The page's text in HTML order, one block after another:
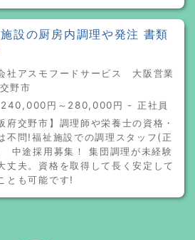
設の厨房内調理や発注 書類
社アスモフードサービス 大阪営業
野市
240,000円～280,000円 - 正社員
府交野市】調理師や栄養士の資格・
不問!福祉施設での調理スタッフ(正
中途採用募集！ 集団調理が未経験
丈夫。資格を取得して長く安定して
とも可能です!